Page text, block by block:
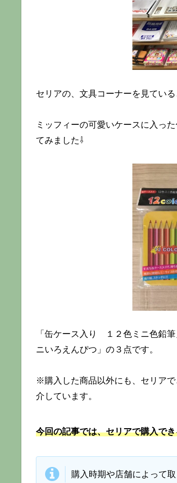
セリアの、文具コーナーを見てい
ミッフィーの可愛いケースに入っ
てみました⇩
「缶ケース入り １２色ミニ色鉛
ニいろえんぴつ」の３点です。
※購入した商品以外にも、セリア
介しています。
今回の記事では、セリアで購入で
購入時期や店舗によって